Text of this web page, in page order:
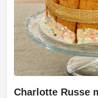
Charlotte Russe